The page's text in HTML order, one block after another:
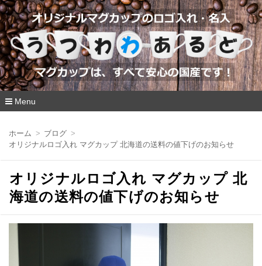
Menu
ホーム
ブログ
オリジナルロゴ入れ マグカップ 北海道の送料の値下げのお知らせ
オリジナルロゴ入れ マグカップ 北
海道の送料の値下げのお知らせ